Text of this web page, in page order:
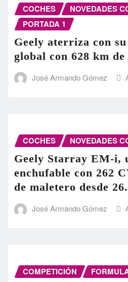
COCHES
NOVEDADES
PORTADA 1
Geely aterriza con
global con 628 km
José Armando Gómez
COCHES NOVEDADES
Geely Starray EM-i,
enchufable con 262
de maletero desde
José Armando Gómez
COMPETICIÓN